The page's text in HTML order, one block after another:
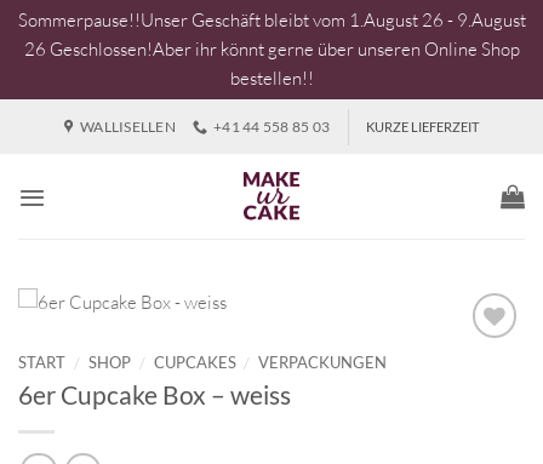
Sommerpause!!Unser Geschäft bleibt vom 1.August 26 - 9.August
26 Geschlossen!Aber ihr könnt gerne über unseren Online Shop
bestellen!!
WALLISELLEN +41 44 558 85 03 KURZE LIEFERZEIT
START / SHOP / CUPCAKES / VERPACKUNGEN
6er Cupcake Box – weiss